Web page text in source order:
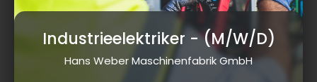
Industrieelektriker - (M/W/D)
Hans Weber Maschinenfabrik GmbH